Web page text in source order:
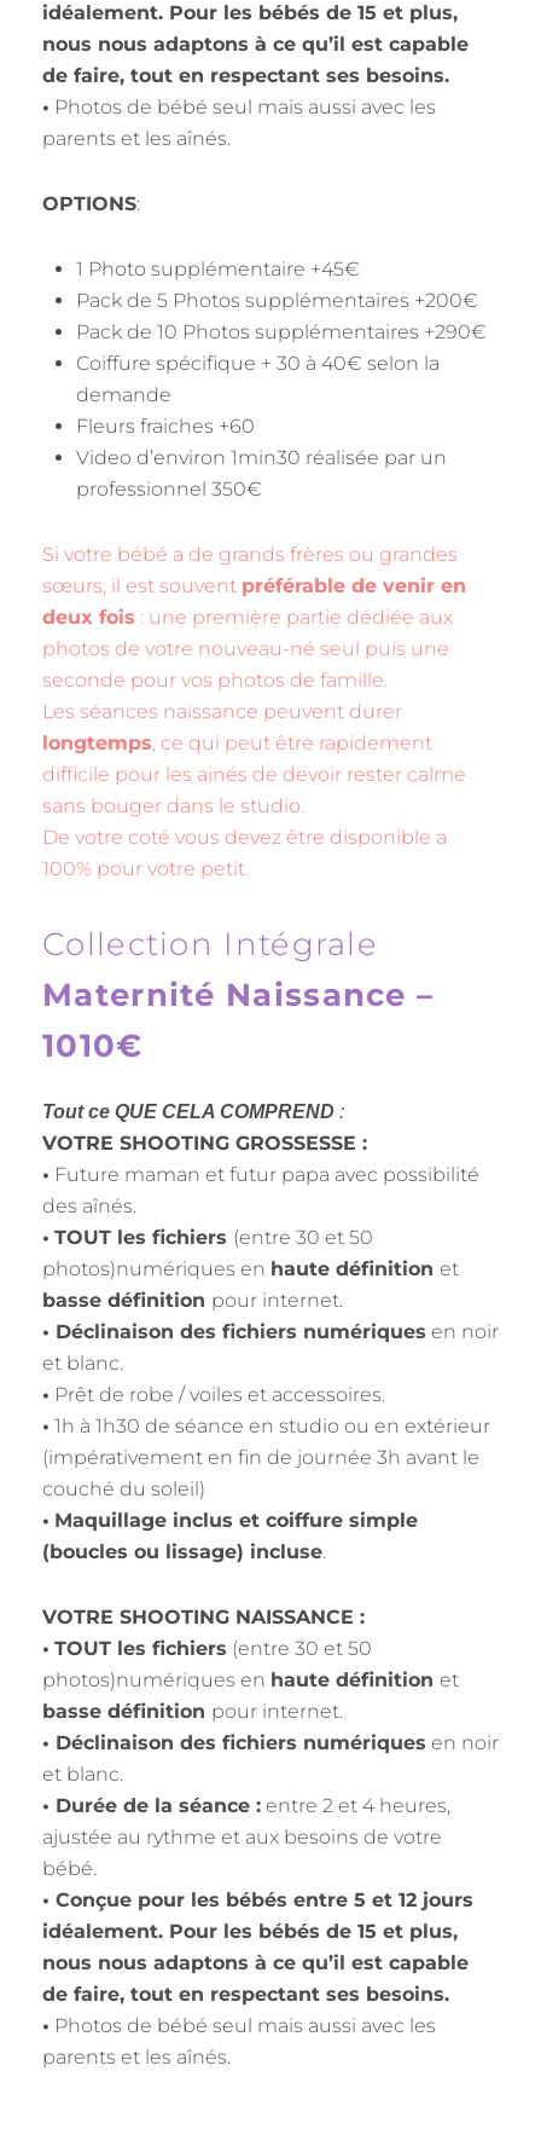
idéalement. Pour les bébés de 15 et plus,
nous nous adaptons à ce qu’il est capable
de faire, tout en respectant ses besoins.
• Photos de bébé seul mais aussi avec les
parents et les aînés.
OPTIONS:
1 Photo supplémentaire +45€
Pack de 5 Photos supplémentaires +200€
Pack de 10 Photos supplémentaires +290€
Coiffure spécifique + 30 à 40€ selon la
demande
Fleurs fraiches +60
Video d’environ 1min30 réalisée par un
professionnel 350€
Si votre bébé a de grands frères ou grandes
sœurs, il est souvent préférable de venir en
deux fois : une première partie dédiée aux
photos de votre nouveau-né seul puis une
seconde pour vos photos de famille.
Les séances naissance peuvent durer
longtemps, ce qui peut être rapidement
difficile pour les ainés de devoir rester calme
sans bouger dans le studio.
De votre coté vous devez être disponible a
100% pour votre petit.
Collection Intégrale
Maternité Naissance –
1010€
Tout ce QUE CELA COMPREND :
VOTRE SHOOTING GROSSESSE :
• Future maman et futur papa avec possibilité
des aînés.
• TOUT les fichiers (entre 30 et 50
photos)numériques en haute définition et
basse définition pour internet.
• Déclinaison des fichiers numériques en noir
et blanc.
• Prêt de robe / voiles et accessoires.
• 1h à 1h30 de séance en studio ou en extérieur
(impérativement en fin de journée 3h avant le
couché du soleil)
• Maquillage inclus et coiffure simple
(boucles ou lissage) incluse.
VOTRE SHOOTING NAISSANCE :
• TOUT les fichiers (entre 30 et 50
photos)numériques en haute définition et
basse définition pour internet.
• Déclinaison des fichiers numériques en noir
et blanc.
• Durée de la séance : entre 2 et 4 heures,
ajustée au rythme et aux besoins de votre
bébé.
• Conçue pour les bébés entre 5 et 12 jours
idéalement. Pour les bébés de 15 et plus,
nous nous adaptons à ce qu’il est capable
de faire, tout en respectant ses besoins.
• Photos de bébé seul mais aussi avec les
parents et les aînés.